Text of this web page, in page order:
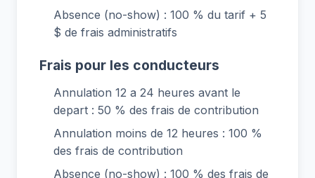
Absence (no-show) : 100 % du tarif + 5
$ de frais administratifs
Frais pour les conducteurs
Annulation 12 a 24 heures avant le
depart : 50 % des frais de contribution
Annulation moins de 12 heures : 100 %
des frais de contribution
Absence (no-show) : 100 % des frais de